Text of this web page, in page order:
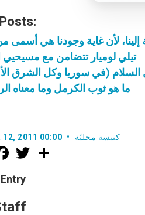
تيلي لوميار تتضامن مع مسيحيي
السلام (في سوريا وكل الشرق
ما هو ثوب الكرمل وما معناه
12, 2011 00:00 كنيسة محليّة
F
a
e
b
o
w